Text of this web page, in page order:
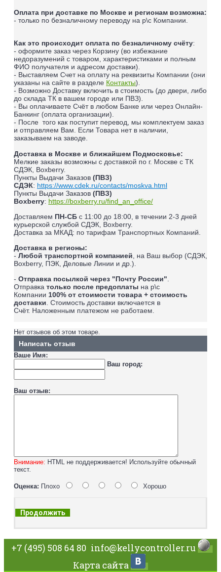
Оплата при доставке по Москве и регионам возможна:
- только по безналичному переводу на р\с Компании.
Как это происходит оплата по безналичному счёту:
- оформите заказ через Корзину (во избежание
недоразумений с товаром, характеристиками и полным
ФИО получателя и адресом доставки).
- Выставляем Счет на оплату на реквизиты Компании (они
указаны на сайте в разделе Контакты).
- Возможно Доставку включить в стоимость (до двери, либо
до склада ТК в вашем городе или ПВЗ).
- Вы оплачиваете Счёт в любом Банке или через Онлайн-
Банкинг (оплата организации).
- После того как поступит перевод, мы комплектуем заказ
и отправляем Вам. Если Товара нет в наличии,
заказываем на заводе.
Доставка в Москве и ближайшем Подмосковье:
Мелкие заказы возможны с доставкой по г. Москве с ТК
СДЭК, Boxberry.
Пункты Выдачи Заказов (ПВЗ)
СДЭК: https://www.cdek.ru/contacts/moskva.html
Пункты Выдачи Заказов (ПВЗ)
Boxberry: https://boxberry.ru/find_an_office/
Доставляем ПН-СБ с 11:00 до 18:00, в течении 2-3 дней
курьерской службой СДЭК, Boxberry.
Доставка за МКАД: по тарифам Транспортных Компаний.
Доставка в регионы:
- Любой транспортной компанией , на Ваш выбор (СДЭК,
Boxberry, ПЭК, Деловые Линии и др.).
- Отправка посылкой через "Почту России"
Отправка только после предоплаты на р\с
Компании 100% от стоимости товара + стоимость
доставки . Стоимость доставки включается в
Счёт. Наложенным платежом не работаем
Нет отзывов об этом товаре.
Написать отзыв
Ваше Имя:
Ваш город:
Ваш отзыв:
Внимание: HTML не поддерживается! Используйте обычный
текст.
Оценка: Плохо Хорошо
Продолжить
+7 (495) 508 64 80 info@kellycontroller.ru
Карта сайта